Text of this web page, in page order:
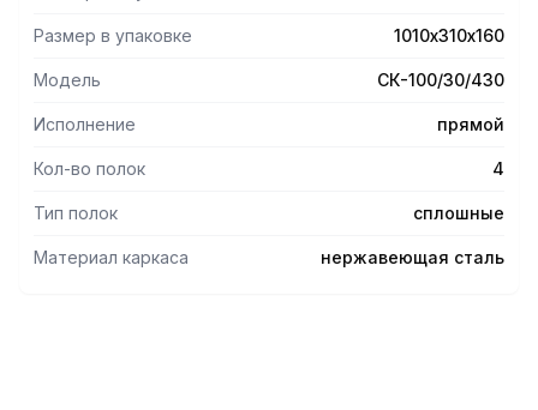
- Уникальная система крепления полок обеспечивает
жёсткость конструкции стеллажа.
- Ножки регулируются по высоте, что помогает избежать
- Опоры регуляторов высоты не подвержены коррозии во
-Стеллаж имеет разборную конструкцию, что является
Размер в упаковке 1010х310х160
Модель СК-100/30/430
Исполнение прямой
Кол-во полок 4
Тип полок сплошные
Материал каркаса нержавеющая сталь